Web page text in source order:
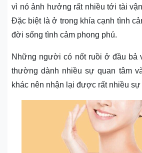
vì nó ảnh hưởng rất nhiều tới tài
Đặc biệt là ở trong khía cạnh tình
đời sống tình cảm phong phú.
Những người có nốt ruồi ở đầu bả
thường dành nhiều sự quan tâm
khác nên nhận lại được rất nhiều sự